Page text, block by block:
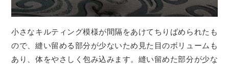
小さなキルティング模様が間隔をあけてちりばめられたも
ので、縫い留める部分が少ないため見た目のボリュームも
あり、体をやさしく包み込みます。縫い留めた部分が少な